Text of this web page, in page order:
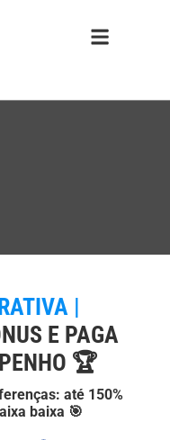
|
E PAGA
🏆
até 150%
baixa 🎯